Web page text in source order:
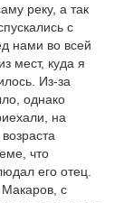
реку, а так
с
нами во всей
мест, куда я
Из-за
однако
на
что
его отец.
с